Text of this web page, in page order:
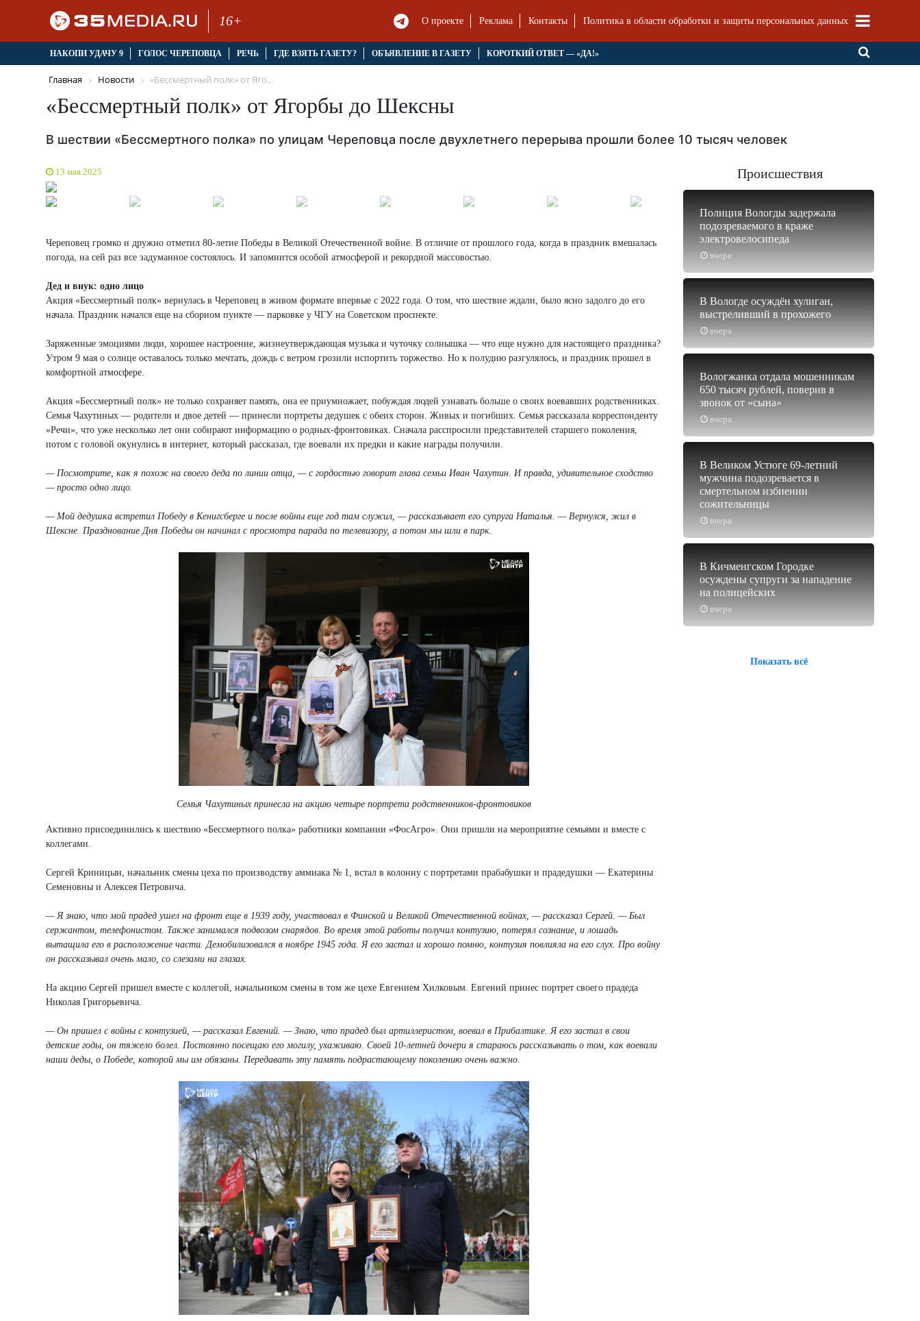
16+ О проекте Реклама Контакты Политика в области обработки и защиты персональных данных
НАКОПИ УДАЧУ 9 ГОЛОС ЧЕРЕПОВЦА РЕЧЬ ГДЕ ВЗЯТЬ ГАЗЕТУ? ОБЪЯВЛЕНИЕ В ГАЗЕТУ КОРОТКИЙ ОТВЕТ — «ДА!»
Главная Новости «Бессмертный полк» от Яго...
«Бессмертный полк» от Ягорбы до Шексны
В шествии «Бессмертного полка» по улицам Череповца после двухлетнего перерыва прошли более 10 тысяч человек
13 мая 2025
Череповец громко и дружно отметил 80-летие Победы в Великой Отечественной войне. В отличие от прошлого года, когда в праздник вмешалась
погода, на сей раз все задуманное состоялось. И запомнится особой атмосферой и рекордной массовостью.
Дед и внук: одно лицо
Акция «Бессмертный полк» вернулась в Череповец в живом формате впервые с 2022 года. О том, что шествие ждали, было ясно задолго до его
начала. Праздник начался еще на сборном пункте — парковке у ЧГУ на Советском проспекте.
Заряженные эмоциями люди, хорошее настроение, жизнеутверждающая музыка и чуточку солнышка — что еще нужно для настоящего праздника?
Утром 9 мая о солнце оставалось только мечтать, дождь с ветром грозили испортить торжество. Но к полудню разгулялось, и праздник прошел в
комфортной атмосфере.
Акция «Бессмертный полк» не только сохраняет память, она ее приумножает, побуждая людей узнавать больше о своих воевавших родственниках.
Семья Чахутиных — родители и двое детей — принесли портреты дедушек с обеих сторон. Живых и погибших. Семья рассказала корреспонденту
«Речи», что уже несколько лет они собирают информацию о родных-фронтовиках. Сначала расспросили представителей старшего поколения,
потом с головой окунулись в интернет, который рассказал, где воевали их предки и какие награды получили.
— Посмотрите, как я похож на своего деда по линии отца, — с гордостью говорит глава семьи Иван Чахутин. И правда, удивительное сходство
— просто одно лицо.
— Мой дедушка встретил Победу в Кенигсберге и после войны еще год там служил, — рассказывает его супруга Наталья. — Вернулся, жил в
Шексне. Празднование Дня Победы он начинал с просмотра парада по телевизору, а потом мы шли в парк.
Семья Чахутиных принесла на акцию четыре портрета родственников-фронтовиков
Активно присоединились к шествию «Бессмертного полка» работники компании «ФосАгро». Они пришли на мероприятие семьями и вместе с
коллегами.
Сергей Криницын, начальник смены цеха по производству аммиака № 1, встал в колонну с портретами прабабушки и прадедушки — Екатерины
Семеновны и Алексея Петровича.
— Я знаю, что мой прадед ушел на фронт еще в 1939 году, участвовал в Финской и Великой Отечественной войнах, — рассказал Сергей. — Был
сержантом, телефонистом. Также занимался подвозом снарядов. Во время этой работы получил контузию, потерял сознание, и лошадь
вытащила его в расположение части. Демобилизовался в ноябре 1945 года. Я его застал и хорошо помню, контузия повлияла на его слух. Про войну
он рассказывал очень мало, со слезами на глазах.
На акцию Сергей пришел вместе с коллегой, начальником смены в том же цехе Евгением Хилковым. Евгений принес портрет своего прадеда
Николая Григорьевича.
— Он пришел с войны с контузией, — рассказал Евгений. — Знаю, что прадед был артиллеристом, воевал в Прибалтике. Я его застал в свои
детские годы, он тяжело болел. Постоянно посещаю его могилу, ухаживаю. Своей 10-летней дочери я стараюсь рассказывать о том, как воевали
наши деды, о Победе, которой мы им обязаны. Передавать эту память подрастающему поколению очень важно.
Происшествия
вчера
Полиция Вологды задержала
подозреваемого в краже
электровелосипеда
вчера
В Вологде осуждён хулиган,
выстреливший в прохожего
вчера
Вологжанка отдала мошенникам
650 тысяч рублей, поверив в
звонок от «сына»
вчера
В Великом Устюге 69-летний
мужчина подозревается в
смертельном избиении
сожительницы
вчера
В Кичменгском Городке
осуждены супруги за нападение
на полицейских
Показать всё